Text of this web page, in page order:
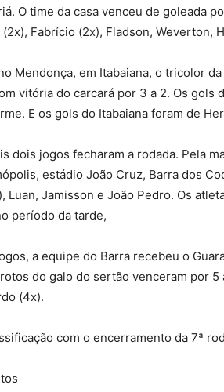
O time da casa venceu de goleada
Fabrício (2x), Fladson, Weverton,
Mendonça, em Itabaiana, o tricolor
vitória do carcará por 3 a 2. Os gols
E os gols do Itabaiana foram de
dois jogos fecharam a rodada. Pela
estádio João Cruz, Barra dos
Luan, Jamisson e João Pedro. Os
período da tarde,
a equipe do Barra recebeu o
do galo do sertão venceram por 5
(4x).
com o encerramento da 7ª